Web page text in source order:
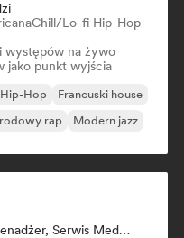
Chill/Lo-fi Hip-Hop
występów na żywo
jako punkt wyjścia
Hop
Francuski house
rap Modern jazz
Booker, Wytwórnia, Menadżer, Serwis Medialny/Dziennikarz, Mentor, Kurator Playlisty